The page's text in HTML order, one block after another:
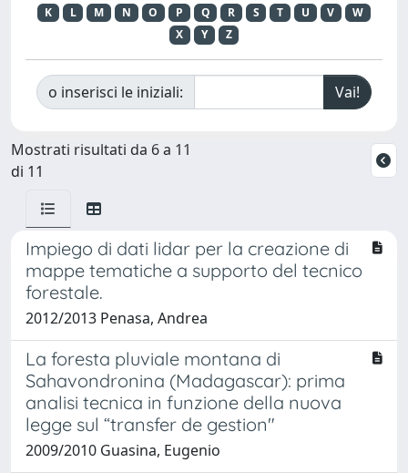
K
L M N O P Q R S T U V
W
X
Y Z
o inserisci le iniziali:
Mostrati risultati da 6 a 11
di 11
Impiego di dati lidar per la creazione di
mappe tematiche a supporto del tecnico
forestale.
2012/2013 Penasa, Andrea
La foresta pluviale montana di
Sahavondronina (Madagascar): prima
analisi tecnica in funzione della nuova
legge sul “transfer de gestion"
2009/2010 Guasina, Eugenio